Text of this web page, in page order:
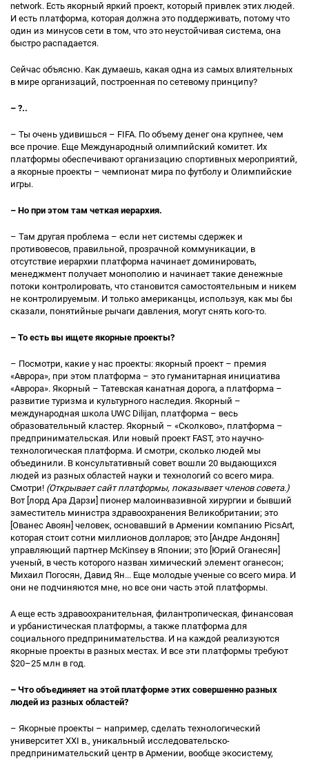
network. Есть якорный яркий проект, который привлек этих людей.
И есть платформа, которая должна это поддерживать, потому что
один из минусов сети в том, что это неустойчивая система, она
быстро распадается.
Сейчас объясню. Как думаешь, какая одна из самых влиятельных
в мире организаций, построенная по сетевому принципу?
– ?..
– Ты очень удивишься – FIFA. По объему денег она крупнее, чем
все прочие. Еще Международный олимпийский комитет. Их
платформы обеспечивают организацию спортивных мероприятий,
а якорные проекты – чемпионат мира по футболу и Олимпийские
игры.
– Но при этом там четкая иерархия.
– Там другая проблема – если нет системы сдержек и
противовесов, правильной, прозрачной коммуникации, в
отсутствие иерархии платформа начинает доминировать,
менеджмент получает монополию и начинает такие денежные
потоки контролировать, что становится самостоятельным и никем
не контролируемым. И только американцы, используя, как мы бы
сказали, понятийные рычаги давления, могут снять кого-то.
– То есть вы ищете якорные проекты?
– Посмотри, какие у нас проекты: якорный проект – премия
«Аврора», при этом платформа – это гуманитарная инициатива
«Аврора». Якорный – Татевская канатная дорога, а платформа –
развитие туризма и культурного наследия. Якорный –
международная школа UWC Dilijan, платформа – весь
образовательный кластер. Якорный – «Сколково», платформа –
предпринимательская. Или новый проект FAST, это научно-
технологическая платформа. И смотри, сколько людей мы
объединили. В консультативный совет вошли 20 выдающихся
людей из разных областей науки и технологий со всего мира.
Смотри! (Открывает сайт платформы, показывает членов совета.)
Вот [лорд Ара Дарзи] пионер малоинвазивной хирургии и бывший
заместитель министра здравоохранения Великобритании; это
[Ованес Авоян] человек, основавший в Армении компанию PicsArt,
которая стоит сотни миллионов долларов; это [Андре Андонян]
управляющий партнер McKinsey в Японии; это [Юрий Оганесян]
ученый, в честь которого назван химический элемент оганесон;
Михаил Погосян, Давид Ян... Еще молодые ученые со всего мира. И
они не подчиняются мне, но все они часть этой платформы.
А еще есть здравоохранительная, филантропическая, финансовая
и урбанистическая платформы, а также платформа для
социального предпринимательства. И на каждой реализуются
якорные проекты в разных местах. И все эти платформы требуют
$20–25 млн в год.
– Что объединяет на этой платформе этих совершенно разных
людей из разных областей?
– Якорные проекты – например, сделать технологический
университет XXI в., уникальный исследовательско-
предпринимательский центр в Армении, вообще экосистему,